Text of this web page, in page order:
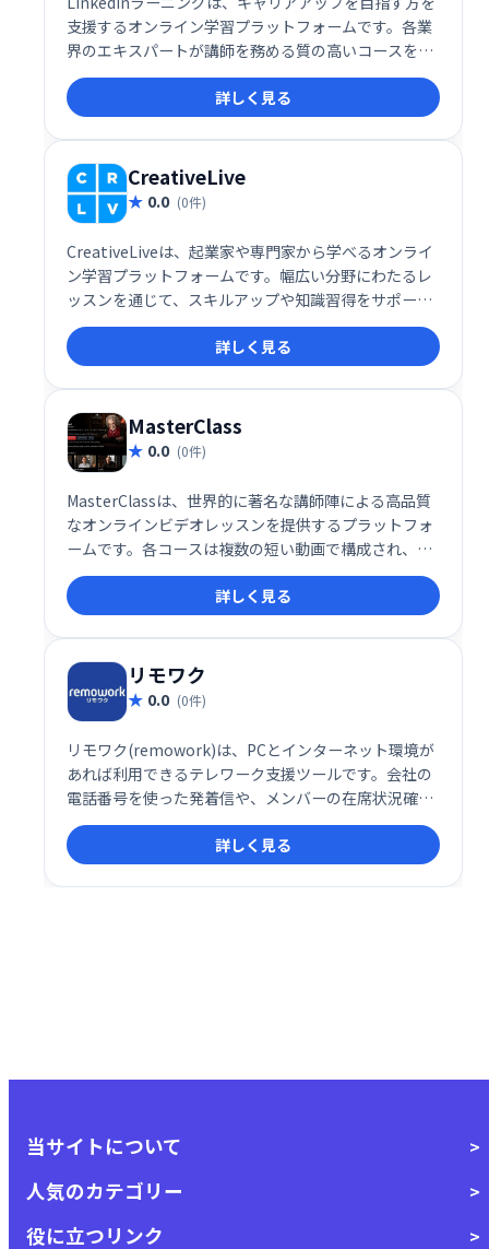
支援するオンライン学習プラットフォームです。各業
界のエキスパートが講師を務める質の高いコースを提
供し、スキルアップとキャリア開発をサポートしま
す。目標達成に役立つ幅広いコースの中から、ご自身
のニーズに合った学習プランを選んでいただけます。
詳しく見る
CreativeLive
0.0 (0件)
CreativeLiveは、起業家や専門家から学べるオンライ
ン学習プラットフォームです。幅広い分野にわたるレ
ッスンを通じて、スキルアップや知識習得をサポート
します。
詳しく見る
MasterClass
0.0 (0件)
MasterClassは、世界的に著名な講師陣による高品質
なオンラインビデオレッスンを提供するプラットフォ
ームです。各コースは複数の短い動画で構成され、分
かりやすく、実践的な学習体験を提供します。映画制
作から料理、音楽まで、幅広い分野のコースが用意さ
れており、スキルアップを目指す方におすすめです。
詳しく見る
リモワク
0.0 (0件)
リモワク(remowork)は、PCとインターネット環境が
あれば利用できるテレワーク支援ツールです。会社の
電話番号を使った発着信や、メンバーの在席状況確認
（写真）など、スムーズなテレワークを実現する機能
を提供します。場所を選ばず、効率的な業務遂行をサ
ポートします。
詳しく見る
当サイトについて
人気のカテゴリー
役に立つリンク